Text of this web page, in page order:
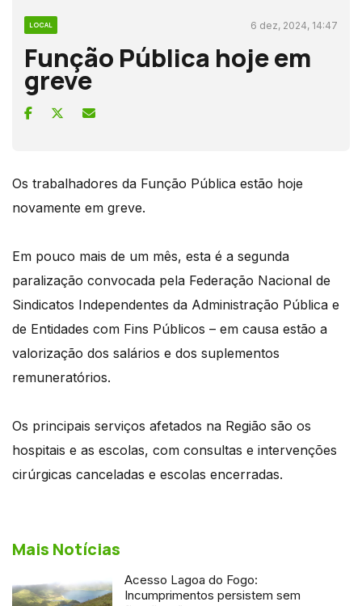
LOCAL 6 dez, 2024, 14:47
Função Pública hoje em
greve
Os trabalhadores da Função Pública estão hoje
novamente em greve.
Em pouco mais de um mês, esta é a segunda
paralização convocada pela Federação Nacional de
Sindicatos Independentes da Administração Pública e
de Entidades com Fins Públicos – em causa estão a
valorização dos salários e dos suplementos
remuneratórios.
Os principais serviços afetados na Região são os
hospitais e as escolas, com consultas e intervenções
cirúrgicas canceladas e escolas encerradas.
Mais Notícias
Acesso Lagoa do Fogo:
Incumprimentos persistem sem